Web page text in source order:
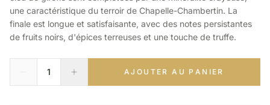
une caractéristique du terroir de Chapelle-Chambertin. La
finale est longue et satisfaisante, avec des notes persistantes
de fruits noirs, d'épices terreuses et une touche de truffe.
AJOUTER AU PANIER